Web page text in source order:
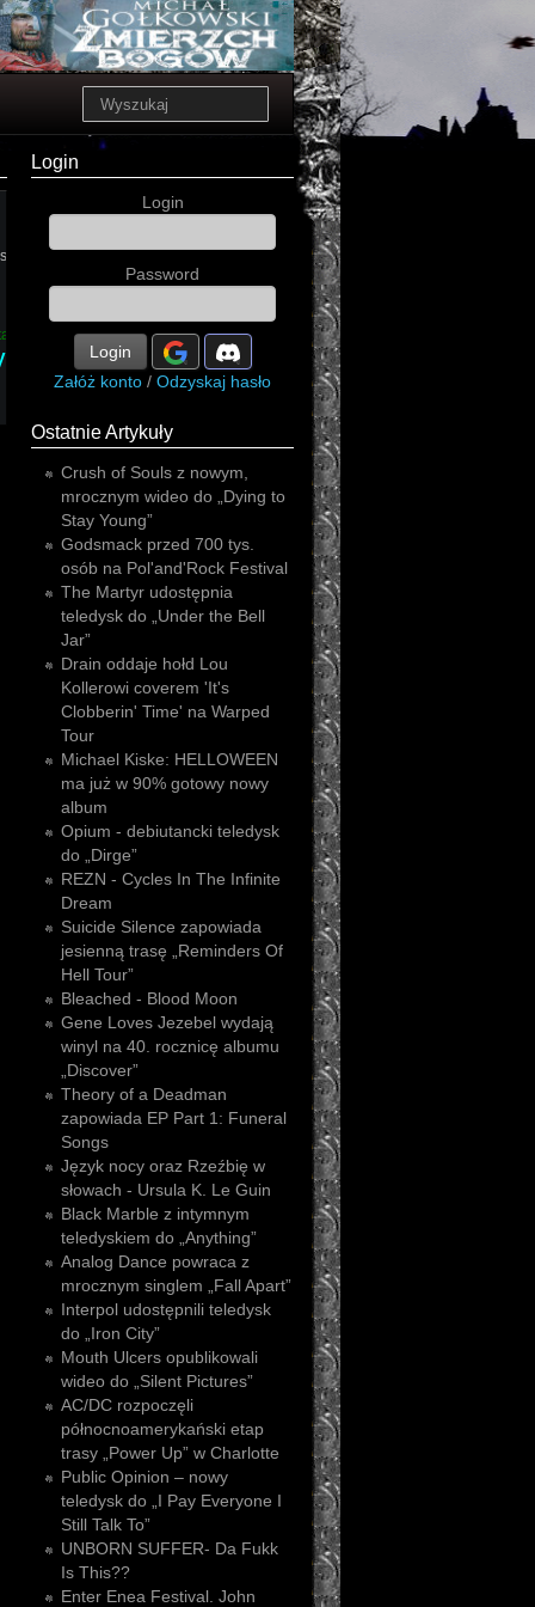
industrial alternative
gothic
Login
Login
Password
Login
Załóż konto / Odzyskaj hasło
Ostatnie Artykuły
Crush of Souls z nowym,
mrocznym wideo do „Dying to
Stay Young”
Godsmack przed 700 tys.
osób na Pol'and'Rock Festival
The Martyr udostępnia
teledysk do „Under the Bell
Jar”
Drain oddaje hołd Lou
Kollerowi coverem 'It's
Clobberin' Time' na Warped
Tour
Michael Kiske: HELLOWEEN
ma już w 90% gotowy nowy
album
Opium - debiutancki teledysk
do „Dirge”
REZN - Cycles In The Infinite
Dream
Suicide Silence zapowiada
jesienną trasę „Reminders Of
Hell Tour”
Bleached - Blood Moon
Gene Loves Jezebel wydają
winyl na 40. rocznicę albumu
„Discover”
Theory of a Deadman
zapowiada EP Part 1: Funeral
Songs
Język nocy oraz Rzeźbię w
słowach - Ursula K. Le Guin
Black Marble z intymnym
teledyskiem do „Anything”
Analog Dance powraca z
mrocznym singlem „Fall Apart”
Interpol udostępnili teledysk
do „Iron City”
Mouth Ulcers opublikowali
wideo do „Silent Pictures”
AC/DC rozpoczęli
północnoamerykański etap
trasy „Power Up” w Charlotte
Public Opinion – nowy
teledysk do „I Pay Everyone I
Still Talk To”
UNBORN SUFFER- Da Fukk
Is This??
Enter Enea Festival. John